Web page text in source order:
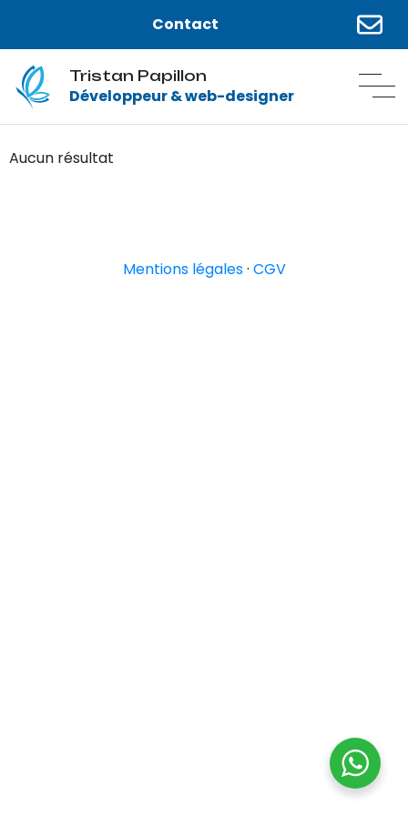
Contact
Tristan Papillon
Développeur & web-designer
Aucun résultat
Mentions légales· CGV